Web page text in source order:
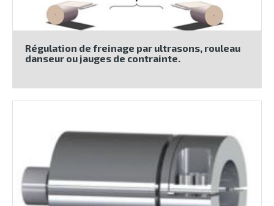
Régulation de freinage par ultrasons, rouleau
danseur ou jauges de contrainte.